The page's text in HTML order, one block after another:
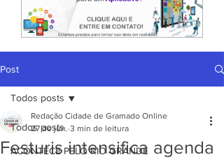
Post
Todos posts
ACONTECE PELO RIO GRANDE
Todos posts
Festuris intensifica agenda
Redação Cidade de Gramado Online
27 de jun. 3 min de leitura